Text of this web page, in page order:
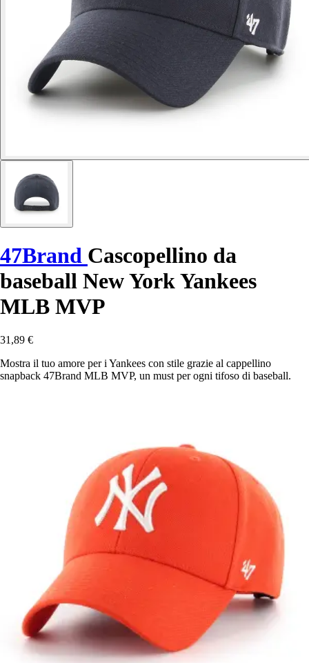
47Brand Cascopellino da
baseball New York Yankees
MLB MVP
31,89 €
Mostra il tuo amore per i Yankees con stile grazie al cappellino
snapback 47Brand MLB MVP, un must per ogni tifoso di baseball.